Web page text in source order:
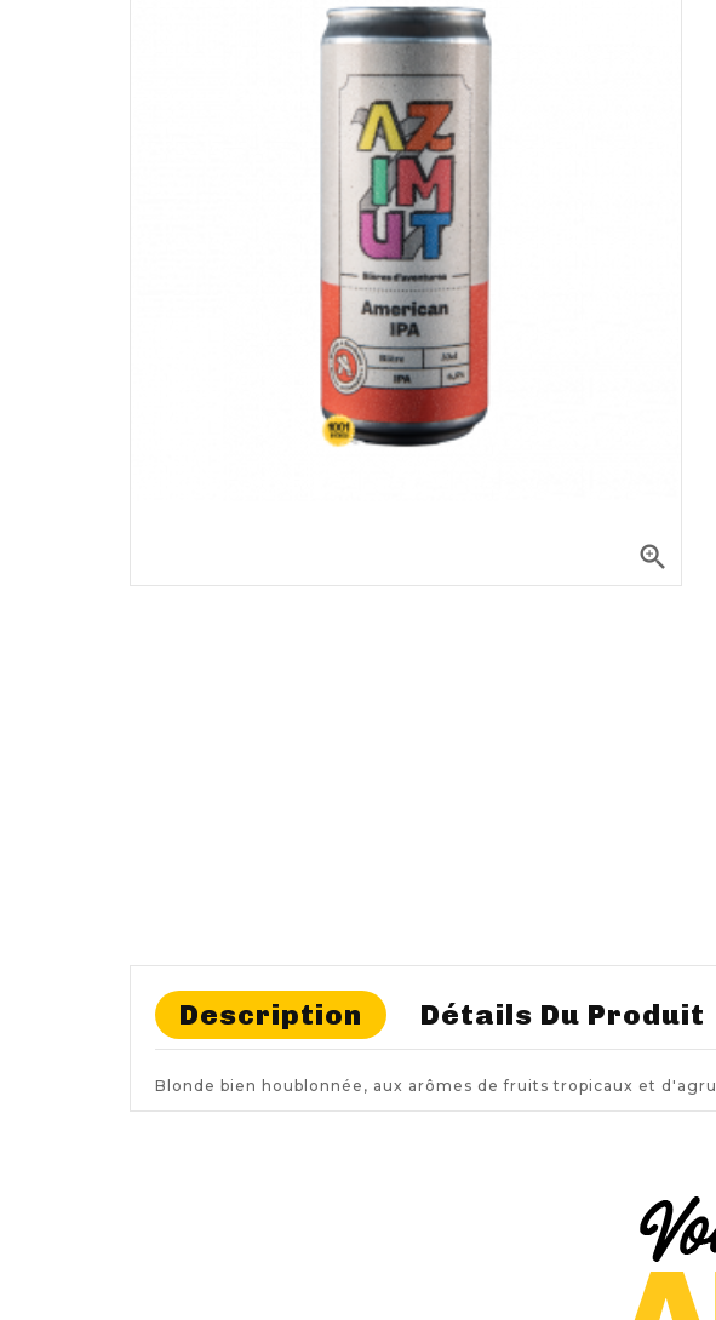

Description Détails Du Produit
Blonde bien houblonnée, aux arômes de fruits tropicaux et